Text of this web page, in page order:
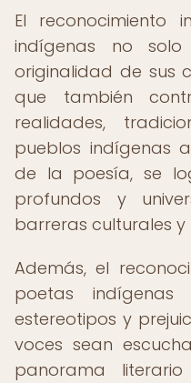
El reconocimiento
indígenas no
originalidad de sus
que también
realidades,
pueblos indígenas
de la poesía, se
profundos y
barreras culturales y
Además, el
poetas
estereotipos y
voces sean
panorama